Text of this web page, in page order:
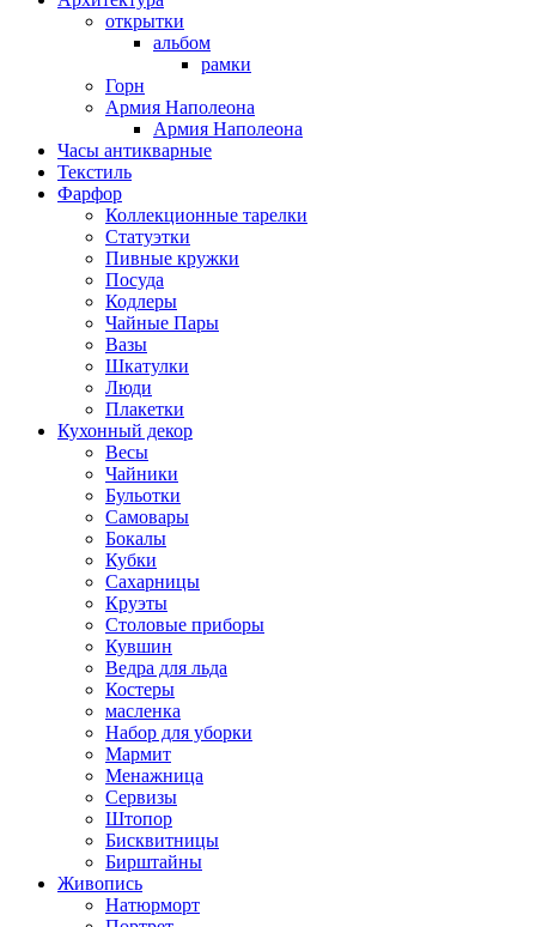
открытки
альбом
рамки
Горн
Армия Наполеона
Армия Наполеона
Часы антикварные
Текстиль
Фарфор
Коллекционные тарелки
Статуэтки
Пивные кружки
Посуда
Кодлеры
Чайные Пары
Вазы
Шкатулки
Люди
Плакетки
Кухонный декор
Весы
Чайники
Бульотки
Самовары
Бокалы
Кубки
Сахарницы
Круэты
Столовые приборы
Кувшин
Ведра для льда
Костеры
масленка
Набор для уборки
Мармит
Менажница
Сервизы
Штопор
Бисквитницы
Бирштайны
Живопись
Натюрморт